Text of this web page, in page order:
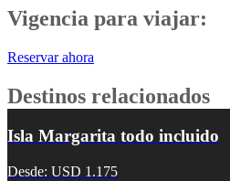
Vigencia para viajar:
Reservar ahora
Destinos relacionados
Isla Margarita todo incluido
Desde: USD 1.175